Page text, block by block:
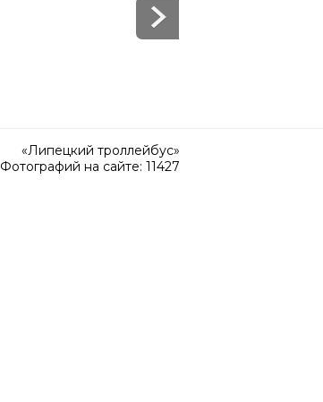
«Липецкий троллейбус»
Фотографий на сайте: 11427